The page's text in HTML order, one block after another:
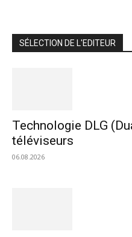
SÉLECTION DE L'EDITEUR
Technologie DLG
téléviseurs
06.08.2026